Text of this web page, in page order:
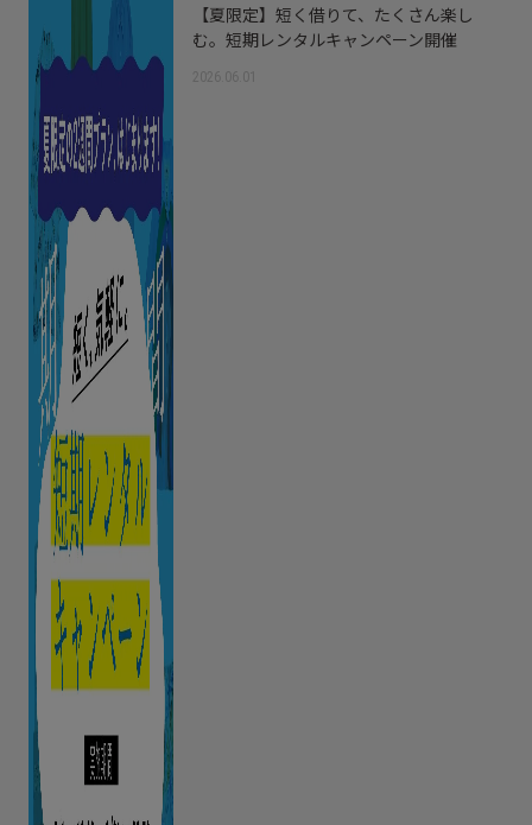
【夏限定】短く借りて、たくさん楽し
む。短期レンタルキャンペーン開催
2026.06.01